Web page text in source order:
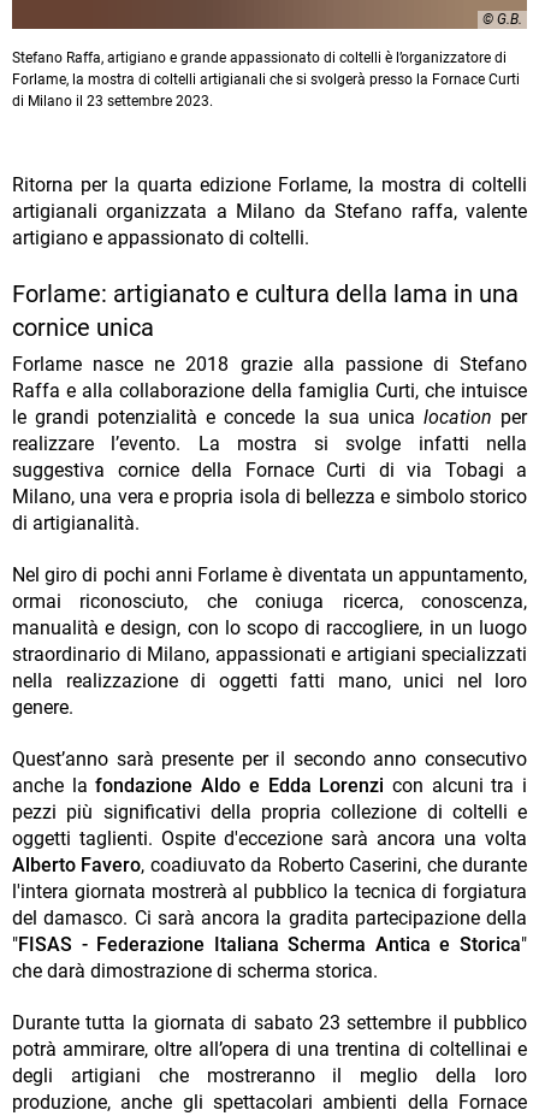
© G.B.
Stefano Raffa, artigiano e grande appassionato di coltelli è l’organizzatore di
Forlame, la mostra di coltelli artigianali che si svolgerà presso la Fornace Curti
di Milano il 23 settembre 2023.
Ritorna per la quarta edizione Forlame, la mostra di coltelli
artigianali organizzata a Milano da Stefano raffa, valente
artigiano e appassionato di coltelli.
Forlame: artigianato e cultura della lama in una
cornice unica
Forlame nasce ne 2018 grazie alla passione di Stefano
Raffa e alla collaborazione della famiglia Curti, che intuisce
le grandi potenzialità e concede la sua unica location per
realizzare l’evento. La mostra si svolge infatti nella
suggestiva cornice della Fornace Curti di via Tobagi a
Milano, una vera e propria isola di bellezza e simbolo storico
di artigianalità.
Nel giro di pochi anni Forlame è diventata un appuntamento,
ormai riconosciuto, che coniuga ricerca, conoscenza,
manualità e design, con lo scopo di raccogliere, in un luogo
straordinario di Milano, appassionati e artigiani specializzati
nella realizzazione di oggetti fatti mano, unici nel loro
genere.
Quest’anno sarà presente per il secondo anno consecutivo
anche lafondazione Aldo e Edda Lorenzi con alcuni tra i
pezzi più significativi della propria collezione di coltelli e
oggetti taglienti. Ospite d'eccezione sarà ancora una volta
Alberto Favero, coadiuvato da Roberto Caserini, che durante
l'intera giornata mostrerà al pubblico la tecnica di forgiatura
del damasco. Ci sarà ancora la gradita partecipazione della
"FISAS - Federazione Italiana Scherma Antica e Storica"
che darà dimostrazione di scherma storica.
Durante tutta la giornata di sabato 23 settembre il pubblico
potrà ammirare, oltre all’opera di una trentina di coltellinai e
degli artigiani che mostreranno il meglio della loro
produzione, anche gli spettacolari ambienti della Fornace